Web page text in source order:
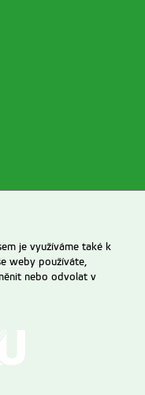
je využíváme také k
weby používáte,
nebo odvolat v